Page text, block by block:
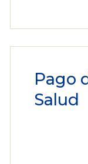
Pago
Salud